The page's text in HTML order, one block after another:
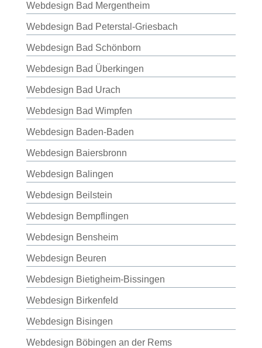
Webdesign Bad Mergentheim
Webdesign Bad Peterstal-Griesbach
Webdesign Bad Schönborn
Webdesign Bad Überkingen
Webdesign Bad Urach
Webdesign Bad Wimpfen
Webdesign Baden-Baden
Webdesign Baiersbronn
Webdesign Balingen
Webdesign Beilstein
Webdesign Bempflingen
Webdesign Bensheim
Webdesign Beuren
Webdesign Bietigheim-Bissingen
Webdesign Birkenfeld
Webdesign Bisingen
Webdesign Böbingen an der Rems